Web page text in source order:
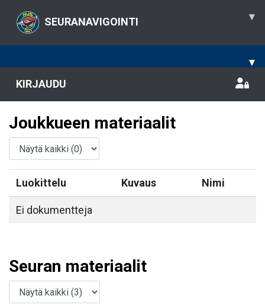
SEURANAVIGOINTI ▾
▾
KIRJAUDU
Joukkueen materiaalit
Luokittelu Kuvaus Nimi
Ei dokumentteja
Seuran materiaalit